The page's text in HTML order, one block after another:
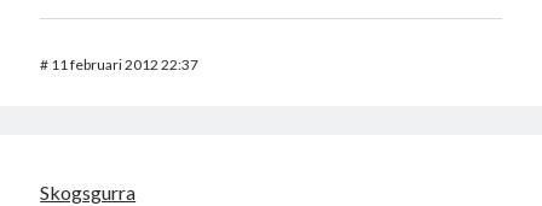
# 11 februari 2012 22:37
Skogsgurra